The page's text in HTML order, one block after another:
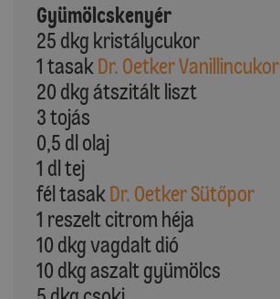
Gyümölcskenyér
25 dkg kristálycukor
1 tasak Dr. Oetker Vanillincukor
20 dkg átszitált liszt
3 tojás
0,5 dl olaj
1 dl tej
fél tasak Dr. Oetker Sütőpor
1 reszelt citrom héja
10 dkg vagdalt dió
10 dkg aszalt gyümölcs